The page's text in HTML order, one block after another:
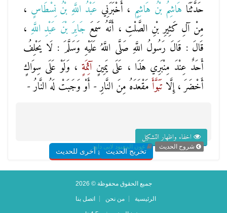
حَدَّثَنَا هَاشِمُ بْنُ هَاشِمٍ ، أَخْبَرَنِي عَبْدُ اللَّهِ بْنُ نِسْطَاسٍ ،
مِنْ آلِ كَثِيرِ بْنِ الصَّلْتِ ، أَنَّهُ سَمِعَ جَابِرَ بْنَ عَبْدِ اللَّهِ ،
قَالَ : قَالَ رَسُولُ اللَّهِ صَلَّى اللَّهُ عَلَيْهِ وَسَلَّمَ : لَا يَحْلِفُ
أَحَدٌ عِنْدَ مِنْبَرِي هَذَا ، عَلَى يَمِينٍآثِمَةٍ ، وَلَوْ عَلَى سِوَاكٍ
أَخْضَرَ ، إِلَّا تَبَوَّأَ مَقْعَدَهُ مِنَ النَّارِ - أَوْ وَجَبَتْ لَهُ النَّارُ -
اخفاء واظهار التشكيل
تخريج الحديثشروح أخرى للحديث
شروح الحديث عون المعبود لابى داود
جميع الحقوق محفوظة © 2026
الرئيسية من نحن اتصل بنا